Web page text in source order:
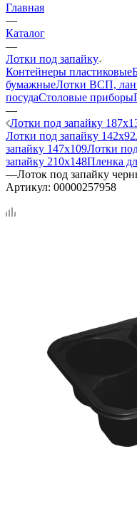
Главная
—
Каталог
—
Лотки под запайку
Контейнеры пластиковые
бумажныеЛотки ВСП,
посудаСтоловые приборы
—
Лотки под запайку
Лотки под запайку 142х92
запайку 147х109Лотки
запайку 210х148Пленка
—Лоток под запайку
Артикул: 00000257958